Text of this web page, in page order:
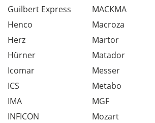
Guilbert Express
Henco
Herz
Hürner
Icomar
ICS
IMA
INFICON
MACKMA
Macroza
Martor
Matador
Messer
Metabo
MGF
Mozart